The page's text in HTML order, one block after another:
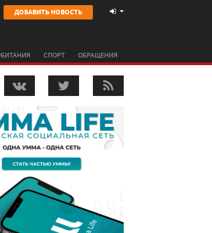
ДОБАВИТЬ НОВОСТЬ
СПОРТ ОБРАЩЕНИЯ